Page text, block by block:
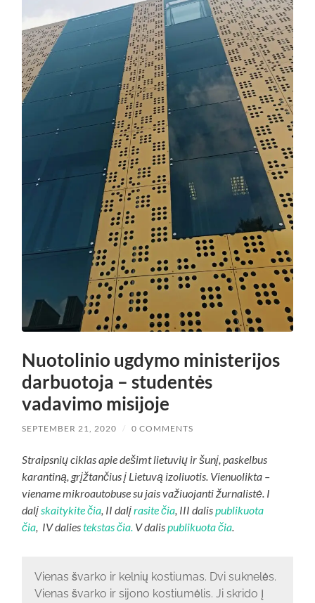
Nuotolinio ugdymo ministerijos
darbuotoja – studentės
vadavimo misijoje
SEPTEMBER 21, 2020 / 0 COMMENTS
Straipsnių ciklas apie dešimt lietuvių ir šunį, paskelbus
karantiną, grįžtančius į Lietuvą izoliuotis. Vienuolikta –
viename mikroautobuse su jais važiuojanti žurnalistė. I
dalį skaitykite čia , II dalįrasite čia , III dalispublikuota
čia , IV daliestekstas čia. V dalispublikuota čia
Vienas švarko ir kelnių kostiumas. Dvi suknelės.
Vienas švarko ir sijono kostiumėlis. Ji skrido į